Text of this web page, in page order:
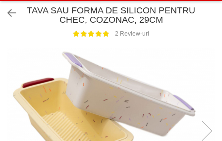
TAVA SAU FORMA DE SILICON PENTRU
CHEC, COZONAC, 29CM
2 Review-uri